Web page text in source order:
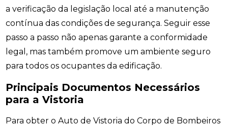
a verificação da legislação local até a manutenção
contínua das condições de segurança. Seguir esse
passo a passo não apenas garante a conformidade
legal, mas também promove um ambiente seguro
para todos os ocupantes da edificação.
Principais Documentos Necessários
para a Vistoria
Para obter o Auto de Vistoria do Corpo de Bombeiros